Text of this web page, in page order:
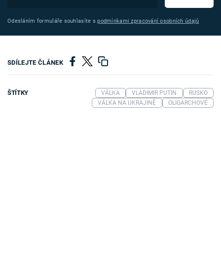
Odesláním formuláře souhlasíte spodmínkami zpracování osobních údajů
SDÍLEJTE ČLÁNEK
ŠTÍTKY VÁLKA VLADIMIR PUTIN
RUSKO
VÁLKA NA UKRAJINĚ
OLIGARCHOVÉ